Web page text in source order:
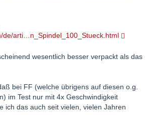
de/arti…n_Spindel_100_Stueck.html
wesentlich besser verpackt als das
bei FF (welche übrigens auf diesen o.g.
im Test nur mit 4x Geschwindigkeit
ich das auch seit vielen, vielen Jahren